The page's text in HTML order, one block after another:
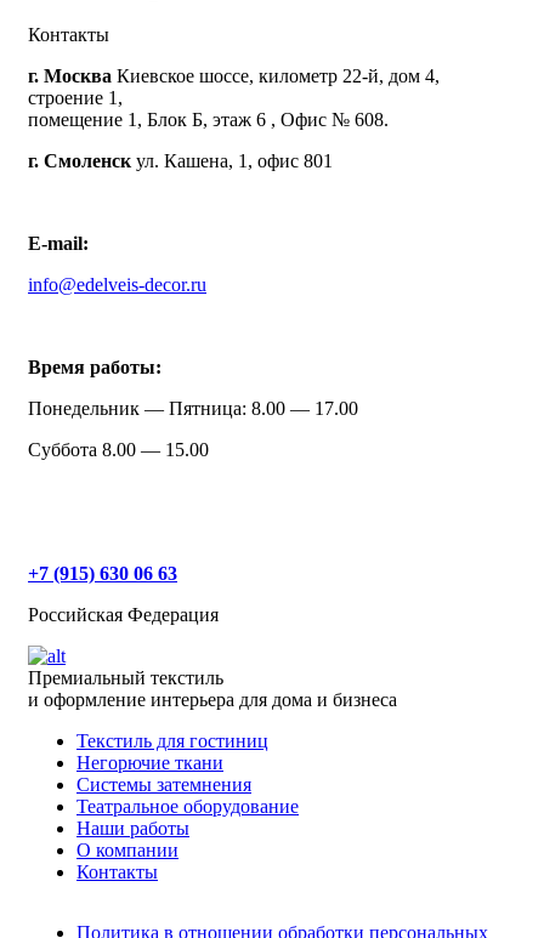
Контакты
г. Москва Киевское шоссе, километр 22-й, дом 4,
строение 1,
помещение 1, Блок Б, этаж 6 , Офис № 608.
г. Смоленск ул. Кашена, 1, офис 801
E-mail:
info@edelveis-decor.ru
Время работы:
Понедельник — Пятница: 8.00 — 17.00
Суббота 8.00 — 15.00
+7 (915) 630 06 63
Российская Федерация
Премиальный текстиль
и оформление интерьера для дома и бизнеса
Текстиль для гостиниц
Негорючие ткани
Системы затемнения
Театральное оборудование
Наши работы
О компании
Контакты
Политика в отношении обработки персональных